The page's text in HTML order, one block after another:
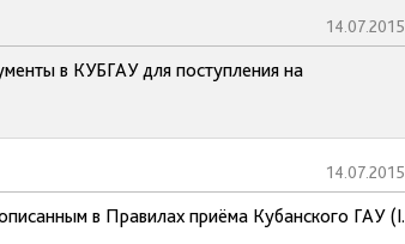
14.07.2015
в КУБГАУ для поступления на
14.07.2015
в Правилах приёма Кубанского ГАУ (I.